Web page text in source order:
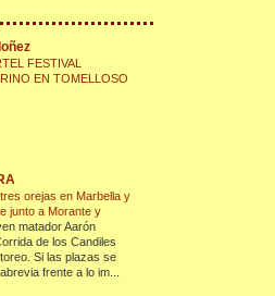
FESTIVAL
EN TOMELLOSO
orejas en Marbella y
junto a Morante y
matador Aarón
de los Candiles
Si las plazas se
frente a lo im...